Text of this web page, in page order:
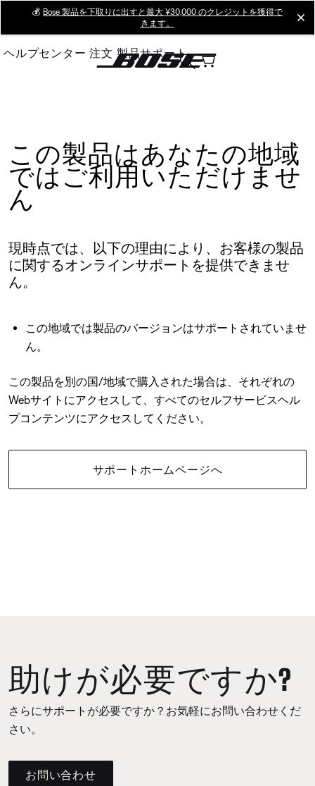
Main
💰 Bose 製品を下取りに出すと最大 ¥30,000 のクレジットを獲得で
きます。
ヘルプセンター 注文 製品サポート
この製品はあなたの地域
ではご利用いただけませ
ん
現時点では、以下の理由により、お客様の製品
に関するオンラインサポートを提供できませ
ん。
この地域では製品のバージョンはサポートされていませ
ん。
この製品を別の国/地域で購入された場合は、それぞれの
Webサイトにアクセスして、すべてのセルフサービスヘル
プコンテンツにアクセスしてください。
サポートホームページへ
助けが必要ですか?
さらにサポートが必要ですか？お気軽にお問い合わせくだ
さい。
お問い合わせ